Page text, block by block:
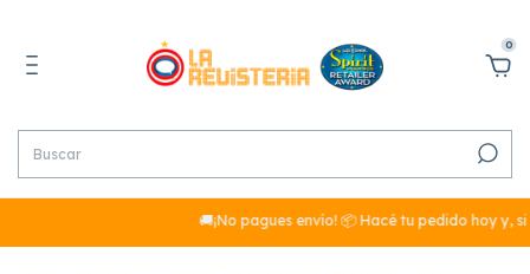
0
🚚¡No pagues envío! 📦 Hacé tu pedido hoy y, si